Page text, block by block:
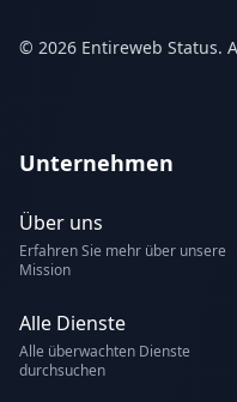
© 2026 Entireweb Status.
Unternehmen
Über uns
Erfahren Sie mehr über unsere
Mission
Alle Dienste
Alle überwachten Dienste
durchsuchen